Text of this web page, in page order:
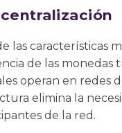
las características
de las monedas
operan en redes
elimina la
de la red.